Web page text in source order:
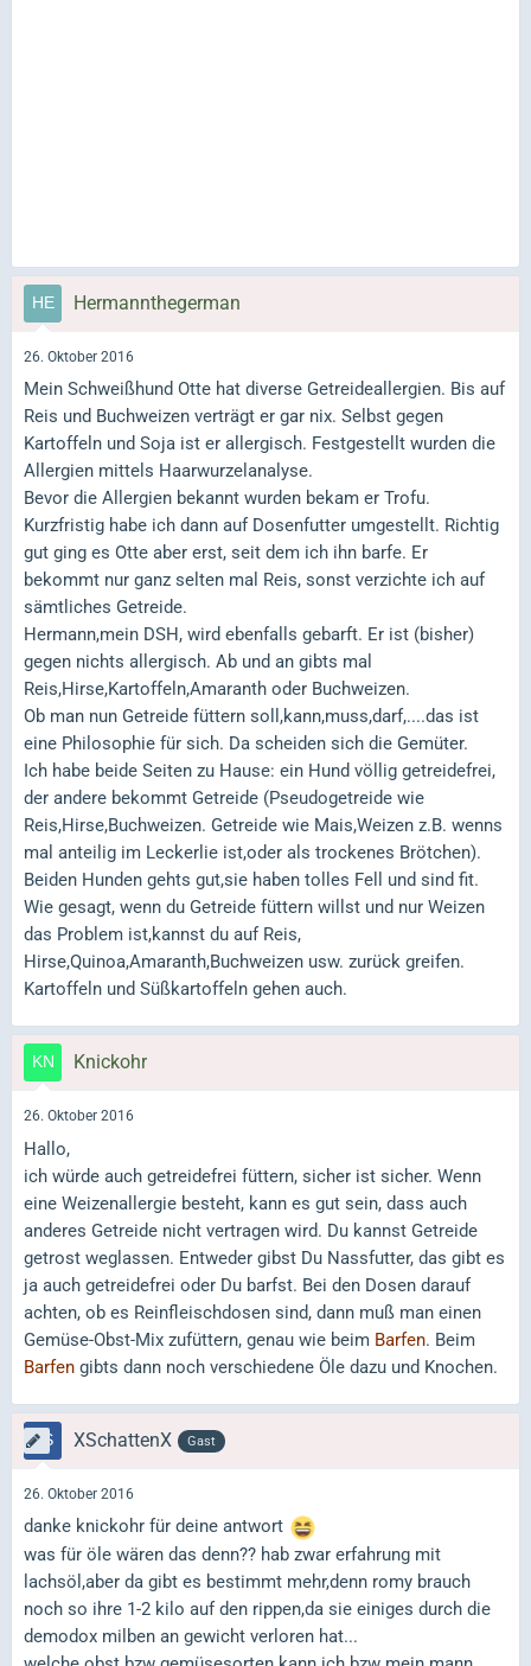
Hermannthegerman
26. Oktober 2016
Mein Schweißhund Otte hat diverse Getreideallergien. Bis auf
Reis und Buchweizen verträgt er gar nix. Selbst gegen
Kartoffeln und Soja ist er allergisch. Festgestellt wurden die
Allergien mittels Haarwurzelanalyse.
Bevor die Allergien bekannt wurden bekam er Trofu.
Kurzfristig habe ich dann auf Dosenfutter umgestellt. Richtig
gut ging es Otte aber erst, seit dem ich ihn barfe. Er
bekommt nur ganz selten mal Reis, sonst verzichte ich auf
sämtliches Getreide.
Hermann,mein DSH, wird ebenfalls gebarft. Er ist (bisher)
gegen nichts allergisch. Ab und an gibts mal
Reis,Hirse,Kartoffeln,Amaranth oder Buchweizen.
Ob man nun Getreide füttern soll,kann,muss,darf,....das ist
eine Philosophie für sich. Da scheiden sich die Gemüter.
Ich habe beide Seiten zu Hause: ein Hund völlig getreidefrei,
der andere bekommt Getreide (Pseudogetreide wie
Reis,Hirse,Buchweizen. Getreide wie Mais,Weizen z.B. wenns
mal anteilig im Leckerlie ist,oder als trockenes Brötchen).
Beiden Hunden gehts gut,sie haben tolles Fell und sind fit.
Wie gesagt, wenn du Getreide füttern willst und nur Weizen
das Problem ist,kannst du auf Reis,
Hirse,Quinoa,Amaranth,Buchweizen usw. zurück greifen.
Kartoffeln und Süßkartoffeln gehen auch.
Knickohr
26. Oktober 2016
Hallo,
ich würde auch getreidefrei füttern, sicher ist sicher. Wenn
eine Weizenallergie besteht, kann es gut sein, dass auch
anderes Getreide nicht vertragen wird. Du kannst Getreide
getrost weglassen. Entweder gibst Du Nassfutter, das gibt es
ja auch getreidefrei oder Du barfst. Bei den Dosen darauf
achten, ob es Reinfleischdosen sind, dann muß man einen
Gemüse-Obst-Mix zufüttern, genau wie beim Barfen. Beim
Barfen gibts dann noch verschiedene Öle dazu und Knochen.
XSchattenX Gast
26. Oktober 2016
danke knickohr für deine antwort
was für öle wären das denn?? hab zwar erfahrung mit
lachsöl,aber da gibt es bestimmt mehr,denn romy brauch
noch so ihre 1-2 kilo auf den rippen,da sie einiges durch die
demodox milben an gewicht verloren hat...